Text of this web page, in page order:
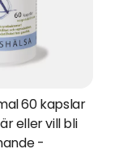
60 kapslar
eller vill bli
-